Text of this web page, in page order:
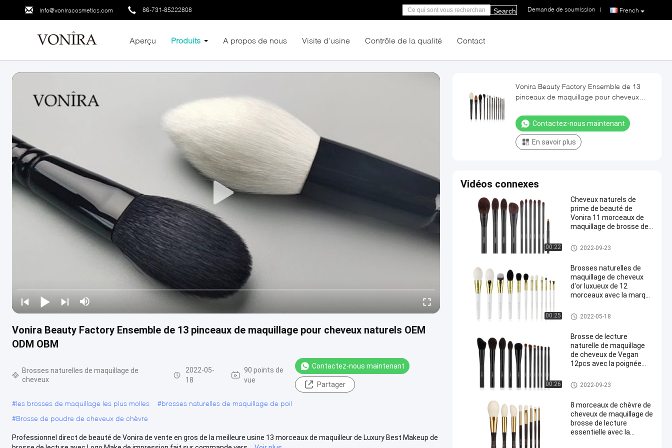
info@voniracosmetics.com 86-731-85222808 French
Demande de soumission |
Search
Aperçu Produits A propos de nous Visite d'usine Contrôle de la qualité Contact
Vonira Beauty Factory Ensemble de 13 pinceaux de maquillage pour cheveux naturels OEM
ODM OBM
Brosses naturelles de maquillage de
cheveux
2022-05-
18
90 points de
vue
Contactez-nous maintenant
Partager
#les brosses de maquillage les plus molles #brosses naturelles de maquillage de poil
#Brosse de poudre de cheveux de chèvre
Professionnel direct de beauté de Vonira de vente en gros de la meilleure usine 13 morceaux de maquilleur de Luxury Best Makeup de
Vonira Beauty Factory Ensemble de 13
pinceaux de maquillage pour cheveux
Contactez-nous maintenant
En savoir plus
Vidéos connexes
00:22
Cheveux naturels de
prime de beauté de
Vonira 11 morceaux de
maquillage de brosse de
cosmétique
Brosses naturelles de maquill
age de cheveux
2022-09-23
00:25
Brosses naturelles de
maquillage de cheveux
d'or luxueux de 12
morceaux avec la marque
Brosses naturelles de maquill
age de cheveux
2022-05-18
00:26
Brosse de lecture
naturelle de maquillage
de cheveux de Vegan
12pcs avec la poignée
tréfilage
Brosses naturelles de maquill
age de cheveux
2022-09-23
8 morceaux de chèvre de
cheveux de maquillage de
brosse de lecture
essentielle avec la